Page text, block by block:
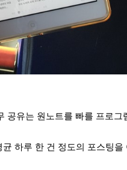
공유는 원노트를 빠를 프로그
하루 한 건 정도의 포스팅